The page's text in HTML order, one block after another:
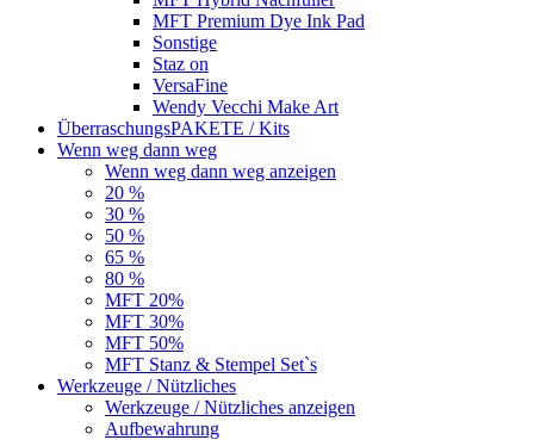
MFT Premium Dye Ink Pad
Sonstige
Staz on
VersaFine
Wendy Vecchi Make Art
ÜberraschungsPAKETE / Kits
Wenn weg dann weg
Wenn weg dann weg anzeigen
20 %
30 %
50 %
65 %
80 %
MFT 20%
MFT 30%
MFT 50%
MFT Stanz & Stempel Set`s
Werkzeuge / Nützliches
Werkzeuge / Nützliches anzeigen
Aufbewahrung